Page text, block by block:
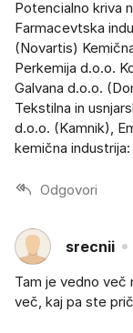
Potencialno kriva
Farmacevtska
(Novartis)
Perkemija d.o.o.
Galvana d.o.o.
Tekstilna in
d.o.o. (Kamnik),
kemična
Odgovori
srecnii
Tam je vedno več
več, kaj pa ste